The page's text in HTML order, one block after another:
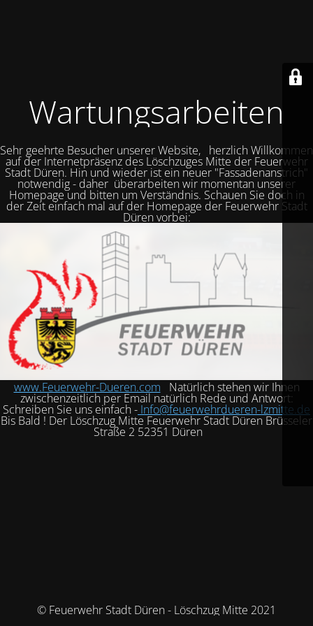
Wartungsarbeiten
Sehr geehrte Besucher unserer Website, herzlich Willkommen
auf der Internetpräsenz des Löschzuges Mitte der Feuerwehr
Stadt Düren. Hin und wieder ist ein neuer "Fassadenanstrich"
notwendig - daher überarbeiten wir momentan unserer
Homepage und bitten um Verständnis. Schauen Sie doch in
der Zeit einfach mal auf der Homepage der Feuerwehr Stadt
Düren vorbei:
www.Feuerwehr-Dueren.com Natürlich stehen wir Ihnen
zwischenzeitlich per Email natürlich Rede und Antwort:
Schreiben Sie uns einfach - Info@feuerwehrdueren-lzmitte.de
Bis Bald ! Der Löschzug Mitte Feuerwehr Stadt Düren Brüsseler
Straße 2 52351 Düren
© Feuerwehr Stadt Düren - Löschzug Mitte 2021